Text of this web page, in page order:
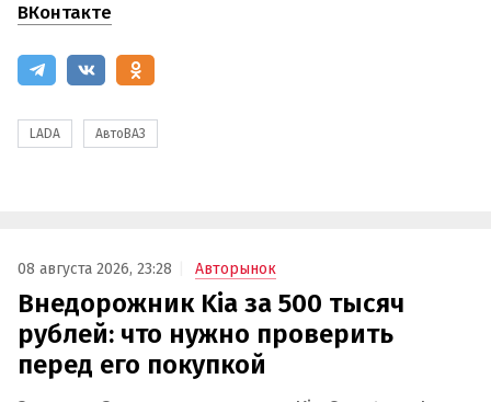
ВКонтакте
LADA АвтоВАЗ
08 августа 2026, 23:28 Авторынок
Внедорожник Kia за 500 тысяч
рублей: что нужно проверить
перед его покупкой